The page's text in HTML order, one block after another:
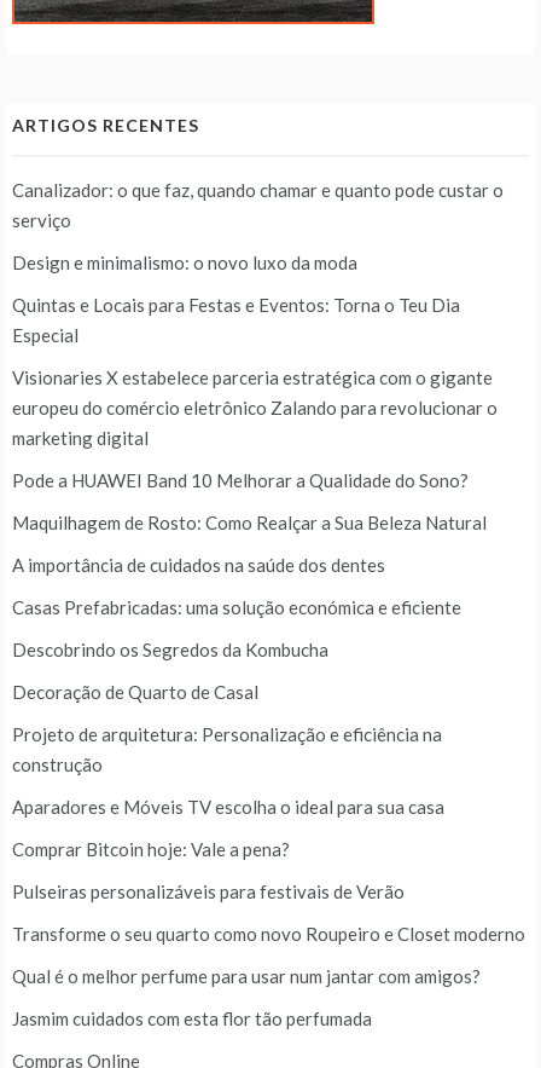
ARTIGOS RECENTES
Canalizador: o que faz, quando chamar e quanto pode custar o
serviço
Design e minimalismo: o novo luxo da moda
Quintas e Locais para Festas e Eventos: Torna o Teu Dia
Especial
Visionaries X estabelece parceria estratégica com o gigante
europeu do comércio eletrônico Zalando para revolucionar o
marketing digital
Pode a HUAWEI Band 10 Melhorar a Qualidade do Sono?
Maquilhagem de Rosto: Como Realçar a Sua Beleza Natural
A importância de cuidados na saúde dos dentes
Casas Prefabricadas: uma solução económica e eficiente
Descobrindo os Segredos da Kombucha
Decoração de Quarto de Casal
Projeto de arquitetura: Personalização e eficiência na
construção
Aparadores e Móveis TV escolha o ideal para sua casa
Comprar Bitcoin hoje: Vale a pena?
Pulseiras personalizáveis para festivais de Verão
Transforme o seu quarto como novo Roupeiro e Closet moderno
Qual é o melhor perfume para usar num jantar com amigos?
Jasmim cuidados com esta flor tão perfumada
Compras Online